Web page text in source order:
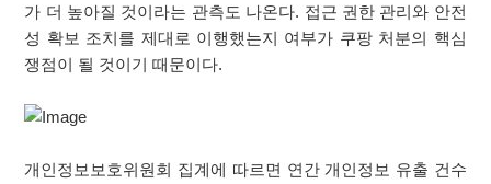
가 더 높아질 것이라는 관측도 나온다. 접근 권한 관리와 안전
성 확보 조치를 제대로 이행했는지 여부가 쿠팡 처분의 핵심
쟁점이 될 것이기 때문이다.
개인정보보호위원회 집계에 따르면 연간 개인정보 유출 건수